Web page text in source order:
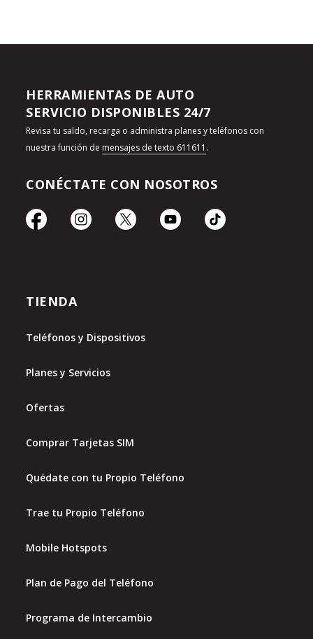
HERRAMIENTAS DE AUTO
SERVICIO DISPONIBLES 24/7
Revisa tu saldo, recarga o administra planes y teléfonos con
nuestra función de mensajes de texto 611611 .
CONÉCTATE CON NOSOTROS
TIENDA
Teléfonos y Dispositivos
Planes y Servicios
Ofertas
Comprar Tarjetas SIM
Quédate con tu Propio Teléfono
Trae tu Propio Teléfono
Mobile Hotspots
Plan de Pago del Teléfono
Programa de Intercambio